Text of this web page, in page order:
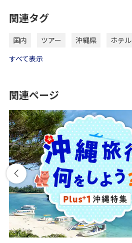
関連タグ
国内 ツアー 沖縄県 ホテル
すべて表示
関連ページ